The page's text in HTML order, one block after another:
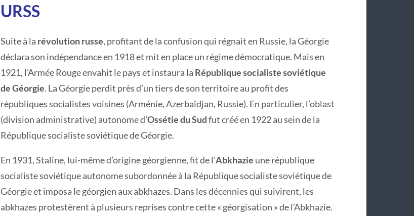
URSS
Suite à la révolution russe, profitant de la confusion qui régnait en Russie, la Géorgie
déclara son indépendance en 1918 et mit en place un régime démocratique. Mais en
1921, l’Armée Rouge envahit le pays et instaura la République socialiste soviétique
de Géorgie. La Géorgie perdit près d’un tiers de son territoire au profit des
républiques socialistes voisines (Arménie, Azerbaïdjan, Russie). En particulier, l’oblast
(division administrative) autonome d’Ossétie du Sudfut créé en 1922 au sein de la
République socialiste soviétique de Géorgie.
En 1931, Staline, lui-même d’origine géorgienne, fit de l’Abkhazie une république
socialiste soviétique autonome subordonnée à la République socialiste soviétique de
Géorgie et imposa le géorgien aux abkhazes. Dans les décennies qui suivirent, les
abkhazes protestèrent à plusieurs reprises contre cette « géorgisation » de l’Abkhazie.